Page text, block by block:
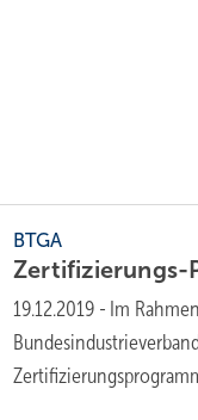
BTGA
19.12.2019 - Im